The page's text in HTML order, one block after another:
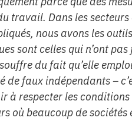
travail. Dans les
nous avons les
sont celles qui n’ont
du fait qu’elle
de faux indépendants –
à respecter les
où beaucoup de